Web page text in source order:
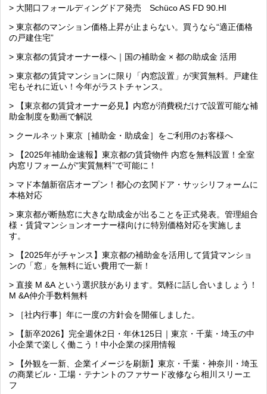
> 大開口フォールディングドア発売 Schüco AS FD 90.HI
> 東京都のマンション価格上昇が止まらない。買うなら“適正価格
の戸建住宅”
> 東京都の賃貸オーナー様へ｜国の補助金 × 都の助成金 活用
> 東京都の賃貸マンションに限り「内窓設置」が実質無料。戸建住
宅もそれに近い！今年がラストチャンス。
> 【東京都の賃貸オーナー必見】内窓が消費税だけで設置可能な補
助金制度を動画で解説
> クールネット東京［補助金・助成金］をご利用のお客様へ
> 【2025年補助金速報】東京都の賃貸物件 内窓を無料設置！全室
内窓リフォームが“実質無料”で可能に！
> マド本舗新宿店オープン！都心の玄関ドア・サッシリフォームに
本格対応
> 東京都が断熱窓に大きな助成金が出ることを正式発表。管理組合
様・賃貸マンションオーナー様向けに特別価格対応を実施しま
す。
> 【2025年がチャンス】東京都の補助金を活用して賃貸マンショ
ンの「窓」を無料に近い費用で一新！
> 直接 M &A という選択肢があります。気軽に話し合いましょう！
M &A仲介手数料無料
> ［社内行事］年に一度の方針会を開催しました。
> 【新卒2026】完全週休2日・年休125日｜東京・千葉・埼玉の中
小企業で楽しく働こう！中小企業の採用情報
> 【外観を一新、企業イメージを刷新】東京・千葉・神奈川・埼玉
の商業ビル・工場・テナントのファサード改修なら相川スリーエ
フ